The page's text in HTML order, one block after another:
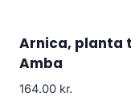
Arnica, planta
Amba
164.00 kr.